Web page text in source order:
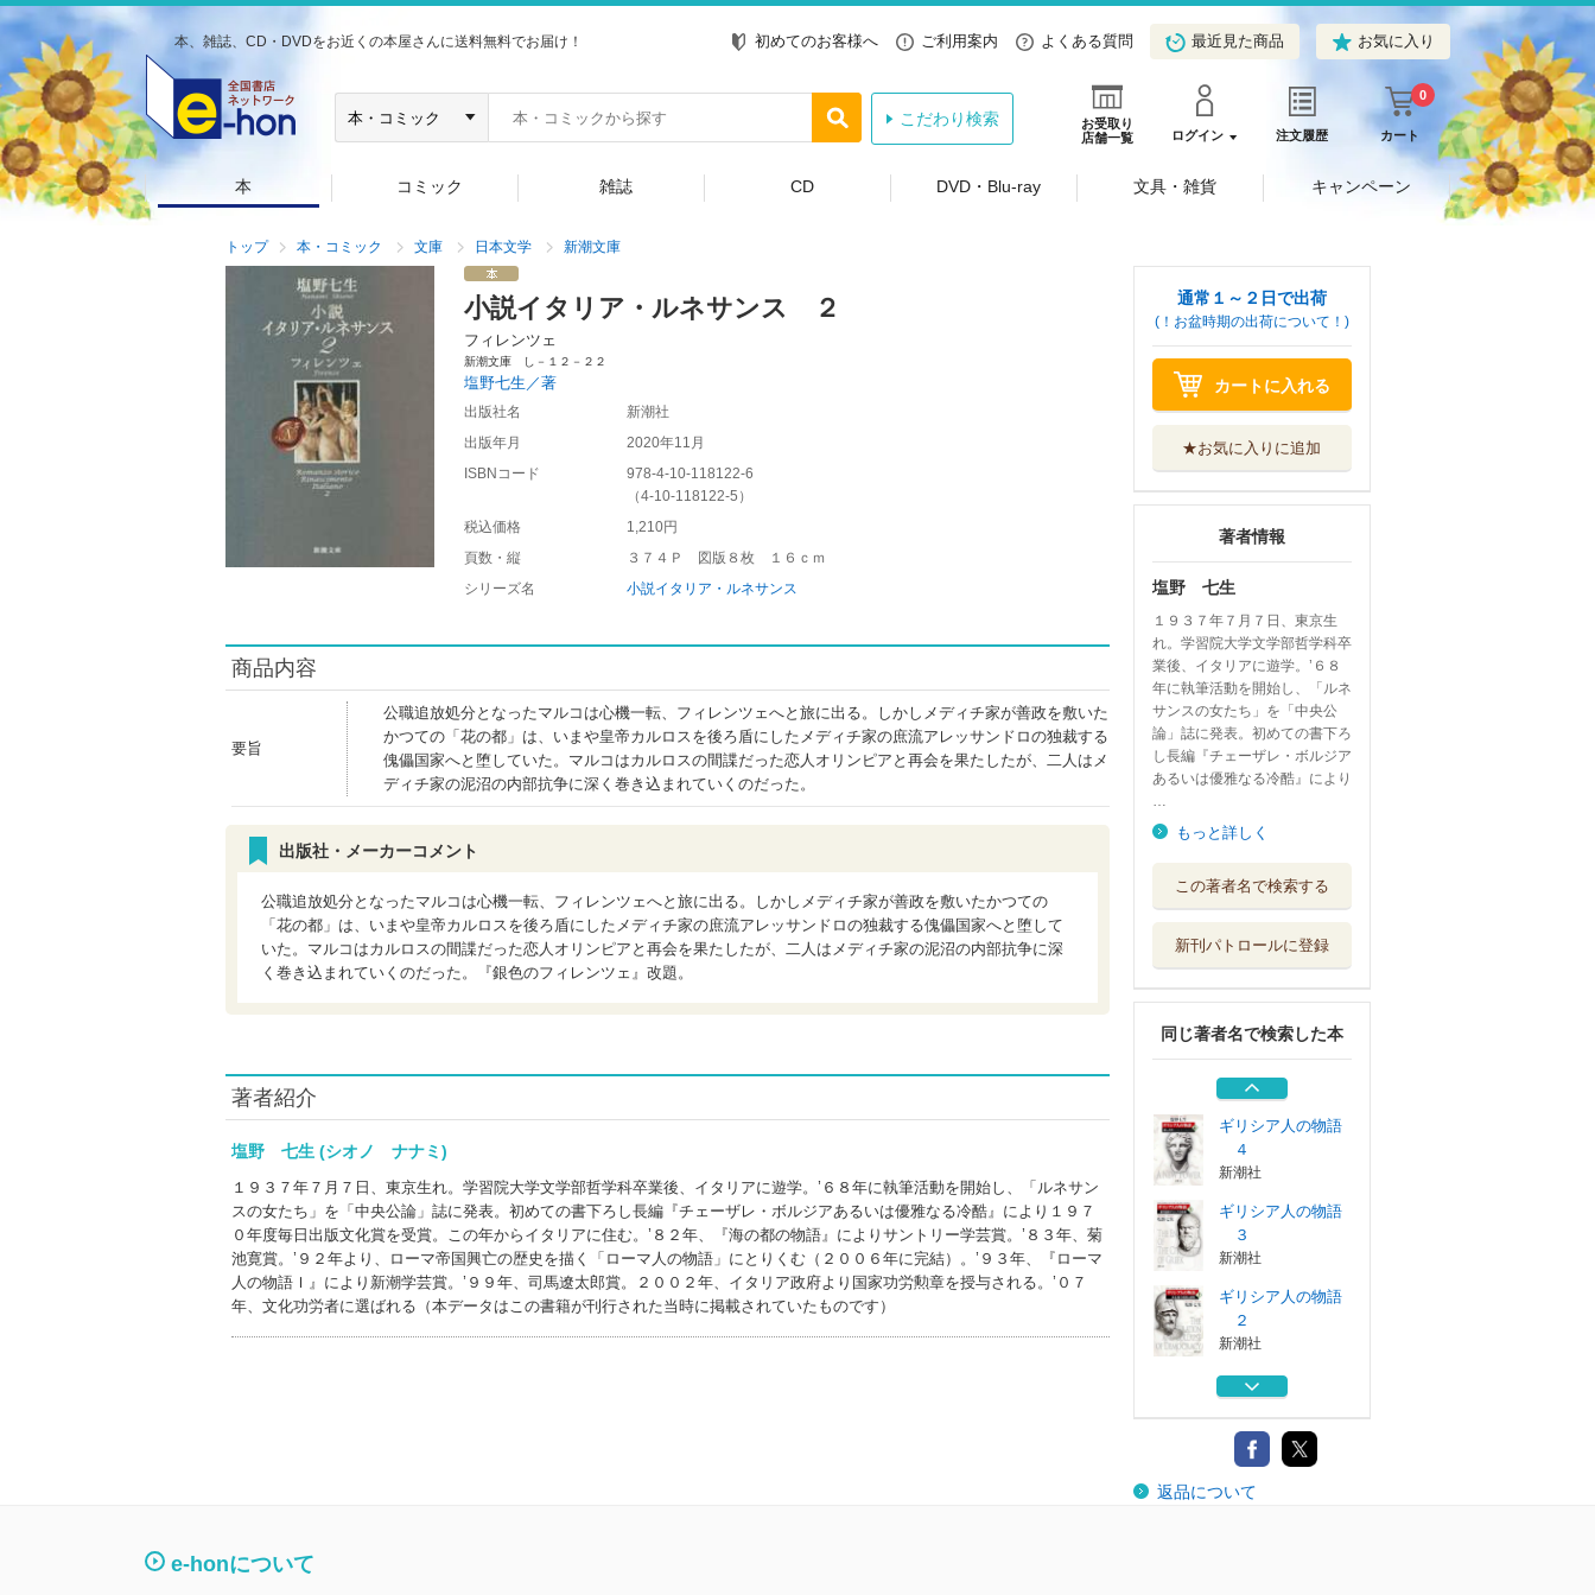
本、雑誌、CD・DVDをお近くの本屋さんに送料無料でお届け！ 初めてのお客様へ ご利用案内 よくある質問 最近見た商品 お気に入り
お受取り
店舗一覧
ログイン 注文履歴 カート
0
こだわり検索
本 コミック 雑誌 CD DVD・Blu-ray 文具・雑貨 キャンペーン
トップ 本・コミック 文庫 日本文学 新潮文庫
小説イタリア・ルネサンス ２
フィレンツェ
新潮文庫 し－１２－２２
塩野七生／著
出版社名
新潮社
出版年月
2020年11月
ISBNコード
978-4-10-118122-6
（4-10-118122-5 ）
税込価格
1,210円
頁数・縦
３７４Ｐ 図版８枚 １６ｃｍ
シリーズ名
小説イタリア・ルネサンス
商品内容
要旨
公職追放処分となったマルコは心機一転、フィレンツェへと旅に出る。しかしメディチ家が善政を敷いた
かつての「花の都」は、いまや皇帝カルロスを後ろ盾にしたメディチ家の庶流アレッサンドロの独裁する
傀儡国家へと堕していた。マルコはカルロスの間諜だった恋人オリンピアと再会を果たしたが、二人はメ
ディチ家の泥沼の内部抗争に深く巻き込まれていくのだった。
出版社・メーカーコメント
公職追放処分となったマルコは心機一転、フィレンツェへと旅に出る。しかしメディチ家が善政を敷いたかつての
「花の都」は、いまや皇帝カルロスを後ろ盾にしたメディチ家の庶流アレッサンドロの独裁する傀儡国家へと堕して
いた。マルコはカルロスの間諜だった恋人オリンピアと再会を果たしたが、二人はメディチ家の泥沼の内部抗争に深
く巻き込まれていくのだった。『銀色のフィレンツェ』改題。
著者紹介
塩野 七生 (シオノ ナナミ)
１９３７年７月７日、東京生れ。学習院大学文学部哲学科卒業後、イタリアに遊学。’６８年に執筆活動を開始し、「ルネサン
スの女たち」を「中央公論」誌に発表。初めての書下ろし長編『チェーザレ・ボルジアあるいは優雅なる冷酷』により１９７
０年度毎日出版文化賞を受賞。この年からイタリアに住む。’８２年、『海の都の物語』によりサントリー学芸賞。’８３年、菊
池寛賞。’９２年より、ローマ帝国興亡の歴史を描く「ローマ人の物語」にとりくむ（２００６年に完結）。’９３年、『ローマ
人の物語Ｉ』により新潮学芸賞。’９９年、司馬遼太郎賞。２００２年、イタリア政府より国家功労勲章を授与される。’０７
年、文化功労者に選ばれる（本データはこの書籍が刊行された当時に掲載されていたものです）
通常１～２日で出荷
(！お盆時期の出荷について！)
カートに入れる
★お気に入りに追加
著者情報
塩野 七生
１９３７年７月７日、東京生
れ。学習院大学文学部哲学科卒
業後、イタリアに遊学。’６８
年に執筆活動を開始し、「ルネ
サンスの女たち」を「中央公
論」誌に発表。初めての書下ろ
し長編『チェーザレ・ボルジア
あるいは優雅なる冷酷』により
…
もっと詳しく
この著者名で検索する
新刊パトロールに登録
同じ著者名で検索した本
２
ギリシア人の物語
新潮社
ローマ人への質問
文藝春秋
ギリシア人の物語
４
新潮社
ギリシア人の物語
３
新潮社
ギリシア人の物語
２
新潮社
ギリシア人の物語
新潮社
ローマ人への質問
文藝春秋
返品について
e-honについて